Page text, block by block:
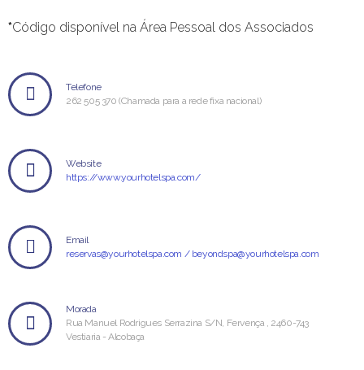
*Código disponível na Área Pessoal dos Associados
Telefone
262 505 370 (Chamada para a rede fixa nacional)
Website
https://www.yourhotelspa.com/
Email
reservas@yourhotelspa.com / beyondspa@yourhotelspa.com
Morada
Rua Manuel Rodrigues Serrazina S/N, Fervença , 2460-743
Vestiaria - Alcobaça